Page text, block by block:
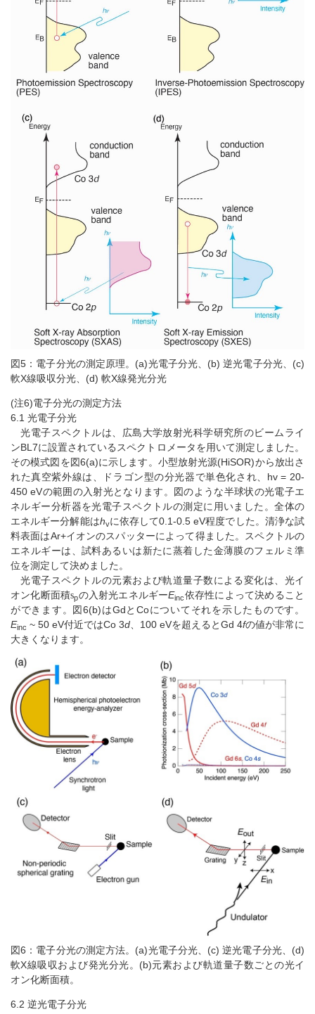
図5：電子分光の測定原理。(a)光電子分光、(b) 逆光電子分光、(c)
軟X線吸収分光、(d) 軟X線発光分光
(注6)電子分光の測定方法
6.1 光電子分光
光電子スペクトルは、広島大学放射光科学研究所のビームライ
ンBL7に設置されているスペクトロメータを用いて測定しました。
その模式図を図6(a)に示します。小型放射光源(HiSOR)から放出さ
れた真空紫外線は、ドラゴン型の分光器で単色化され、hv = 20-
450 eVの範囲の入射光となります。図のような半球状の光電子エ
ネルギー分析器を光電子スペクトルの測定に用いました。全体の
エネルギー分解能はhvに依存して0.1-0.5 eV程度でした。清浄な試
料表面はAr+イオンのスパッターによって得ました。スペクトルの
エネルギーは、試料あるいは新たに蒸着した金薄膜のフェルミ準
位を測定して決めました。
光電子スペクトルの元素および軌道量子数による変化は、光イ
オン化断面積spの入射光エネルギーEinc依存性によって決めること
ができます。図6(b)はGdとCoについてそれを示したものです。
Einc ~ 50 eV付近ではCo 3d 、100 eVを超えるとGd 4fの値が非常に
大きくなります。
図6：電子分光の測定方法。(a)光電子分光、(c) 逆光電子分光、(d)
軟X線吸収および発光分光。(b)元素および軌道量子数ごとの光イ
オン化断面積。
6.2 逆光電子分光